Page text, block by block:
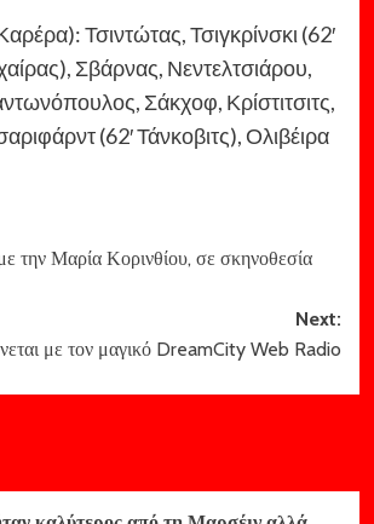
Τσιντώτας, Τσιγκρίνσκι (62′
Σβάρνας, Νεντελτσιάρου,
Σάκχοφ, Κρίστιτσιτς,
(62′ Τάνκοβιτς), Ολιβέιρα
Μαρία Κορινθίου, σε σκηνοθεσία
Next:
με τον μαγικό DreamCity Web Radio